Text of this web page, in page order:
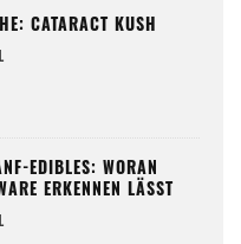
CATARACT KUSH
EDIBLES: WORAN
ERKENNEN LÄSST